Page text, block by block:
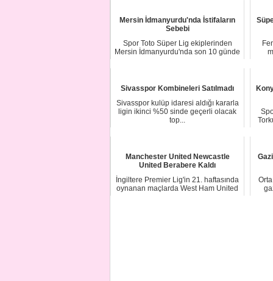
Mersin İdmanyurdu'nda İstifaların
Sebebi
Spor Toto Süper Lig ekiplerinden
Mersin İdmanyurdu'nda son 10 günde
Sivasspor Kombineleri Satılmadı
Sivasspor kulüp idaresi aldığı kararla
ligin ikinci %50 sinde geçerli olacak
top...
Manchester United Newcastle
United Berabere Kaldı
İngiltere Premier Lig'in 21. haftasında
oynanan maçlarda West Ham United